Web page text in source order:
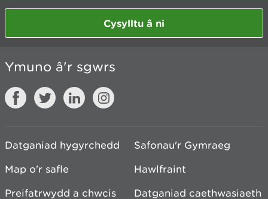
Cysylltu â ni
Ymuno â'r sgwrs
Datganiad hygyrchedd
Safonau'r Gymraeg
Map o'r safle
Hawlfraint
Preifatrwydd a chwcis
Datganiad caethwasiaeth